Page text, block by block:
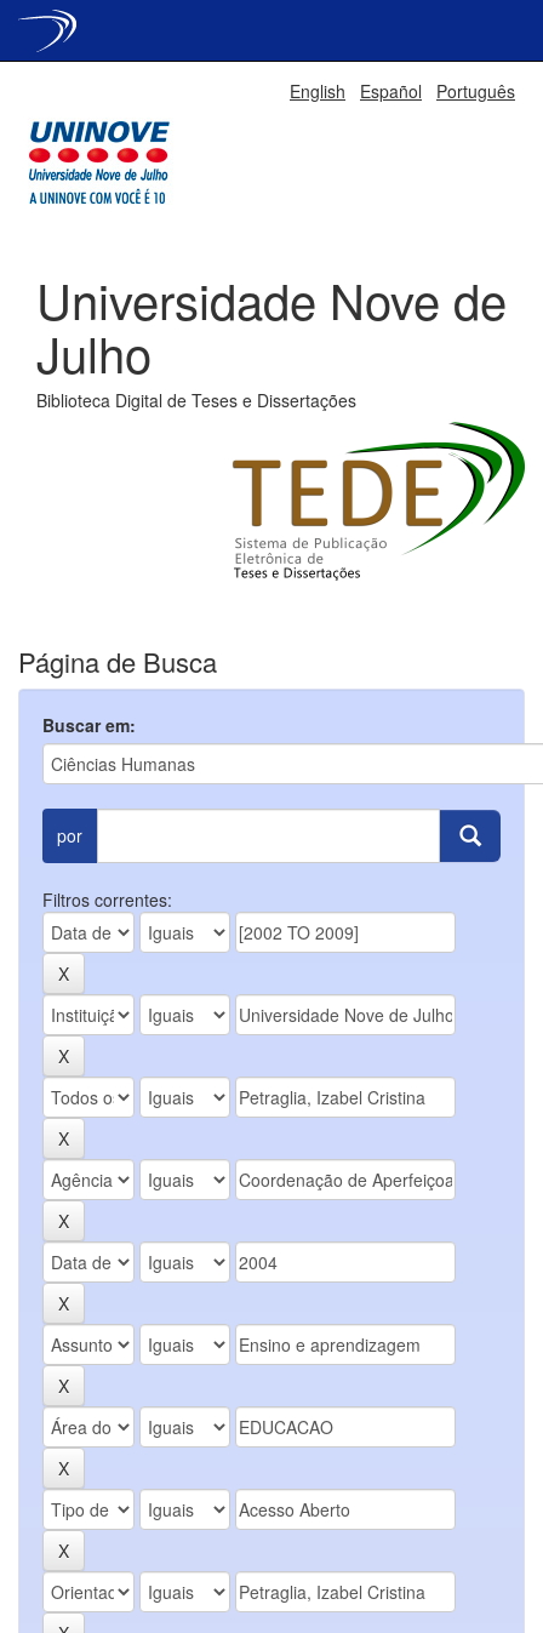
English Español Português
Universidade Nove de
Julho
Biblioteca Digital de Teses e Dissertações
Página de Busca
Buscar em:
por
Filtros correntes: